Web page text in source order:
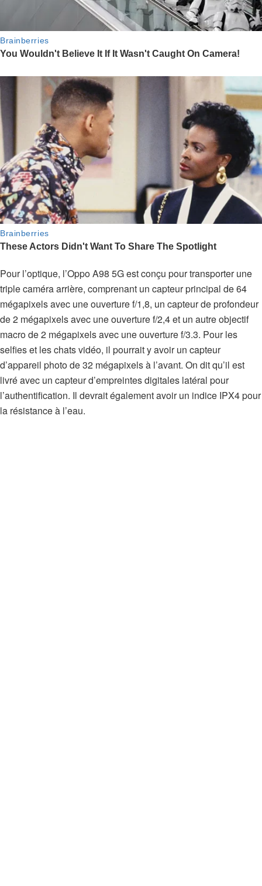
Pour l’optique, l’Oppo A98 5G est conçu pour transporter une
triple caméra arrière, comprenant un capteur principal de 64
mégapixels avec une ouverture f/1,8, un capteur de profondeur
de 2 mégapixels avec une ouverture f/2,4 et un autre objectif
macro de 2 mégapixels avec une ouverture f/3.3. Pour les
selfies et les chats vidéo, il pourrait y avoir un capteur
d’appareil photo de 32 mégapixels à l’avant. On dit qu’il est
livré avec un capteur d’empreintes digitales latéral pour
l’authentification. Il devrait également avoir un indice IPX4 pour
la résistance à l’eau.